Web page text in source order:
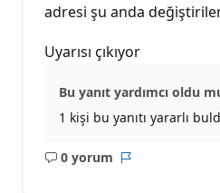
adresi şu anda
Uyarısı çıkıyor
Bu yanıt yardımcı oldu
1 kişi bu yanıtı yararlı
0 yorum
Açıklama